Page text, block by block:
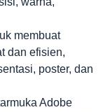
membuat
dan efisien,
poster, dan
Adobe